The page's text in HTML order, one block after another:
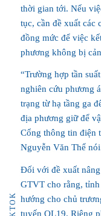
TIKTOK
thời gian tới. Nếu
tục, cần đề xuất các
đồng mức để việc
phương không bị
“Trường hợp tần
nghiên cứu phương
trạng từ hạ tầng ga
địa phương giữ để
Cổng thông tin điện
Nguyễn Văn Thể
Đối với đề xuất
GTVT cho rằng,
hướng cho chủ
tuyến QL19. Riêng